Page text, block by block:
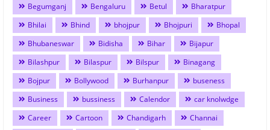
Begumganj
Bengaluru Betul
Bharatpur
Bhilai
Bhind bhojpur Bhojpuri
Bhopal
Bhubaneswar
Bidisha Bihar
Bijapur
Bilashpur
Bilaspur Bilspur
Binagang
Bojpur
Bollywood Burhanpur
buseness
Business
bussiness Calendor
car knolwdge
Career
Cartoon Chandigarh
Channai